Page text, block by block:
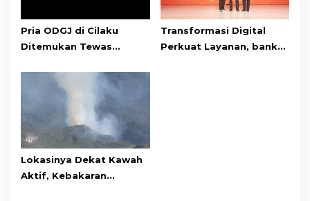
Pria ODGJ di Cilaku
Ditemukan Tewas
Transformasi Digital
Perkuat Layanan, bank
Lokasinya Dekat Kawah
Aktif, Kebakaran